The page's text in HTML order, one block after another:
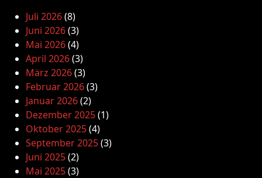
Juli 2026(8)
Juni 2026(3)
Mai 2026(4)
April 2026(3)
März 2026(3)
Februar 2026(3)
Januar 2026(2)
Dezember 2025(1)
Oktober 2025(4)
September 2025(3)
Juni 2025(2)
Mai 2025(3)